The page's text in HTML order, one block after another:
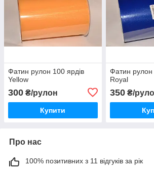
Фатин рулон 100 ярдів
Yellow
300 ₴/рулон
Купити
Фатин рулон
Royal
350₴/
Про нас
100% позитивних з 11 відгуків за рік